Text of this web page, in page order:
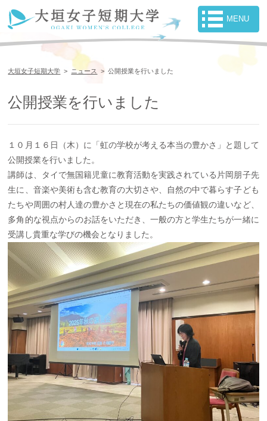
大垣女子短期大学 > ニュース >公開授業を行いました
公開授業を行いました
１０月１６日（木）に「虹の学校が考える本当の豊かさ」と題して
公開授業を行いました。
講師は、タイで無国籍児童に教育活動を実践されている片岡朋子先
生に、音楽や美術も含む教育の大切さや、自然の中で暮らす子ども
たちや周囲の村人達の豊かさと現在の私たちの価値観の違いなど、
多角的な視点からのお話をいただき、一般の方と学生たちが一緒に
受講し貴重な学びの機会となりました。